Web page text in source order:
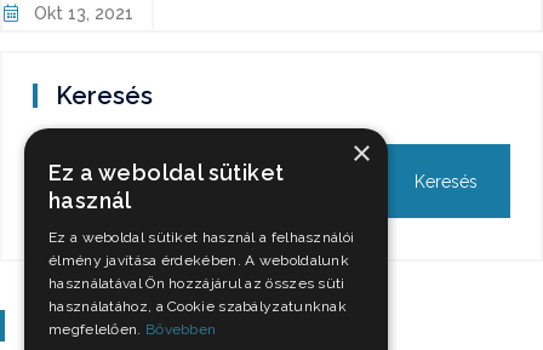
Okt 13, 2021
Keresés
Szavazás
×
Ez a weboldal sütiket
használ
Ez a weboldal sütiket használ a felhasználói
élmény javítása érdekében. A weboldalunk
használatával Ön hozzájárul az összes süti
használatához, a Cookie szabályzatunknak
megfelelően. Bővebben